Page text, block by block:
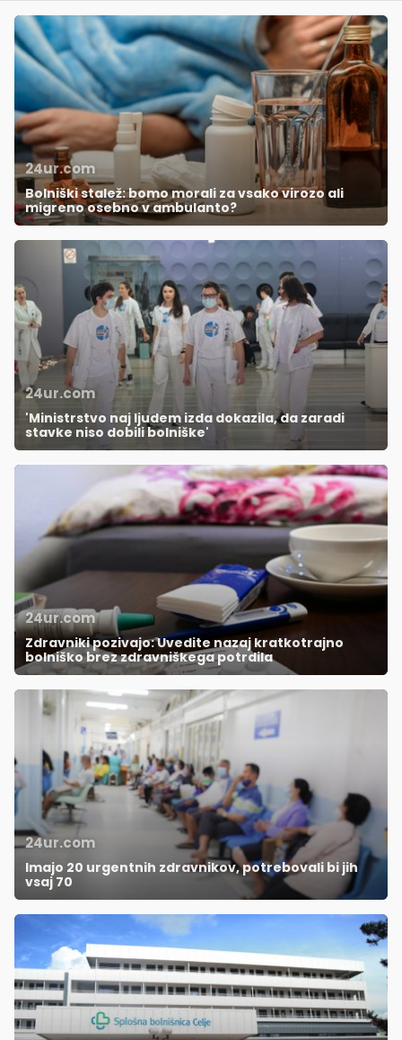
24ur.com
Bolniški stalež: bomo morali za vsako virozo ali
migreno osebno v ambulanto?
24ur.com
'Ministrstvo naj ljudem izda dokazila, da zaradi
stavke niso dobili bolniške'
24ur.com
Zdravniki pozivajo: Uvedite nazaj kratkotrajno
bolniško brez zdravniškega potrdila
24ur.com
Imajo 20 urgentnih zdravnikov, potrebovali bi jih
vsaj 70